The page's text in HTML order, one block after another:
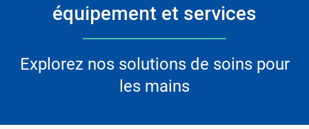
équipement et services
Explorez nos solutions de soins pour
les mains